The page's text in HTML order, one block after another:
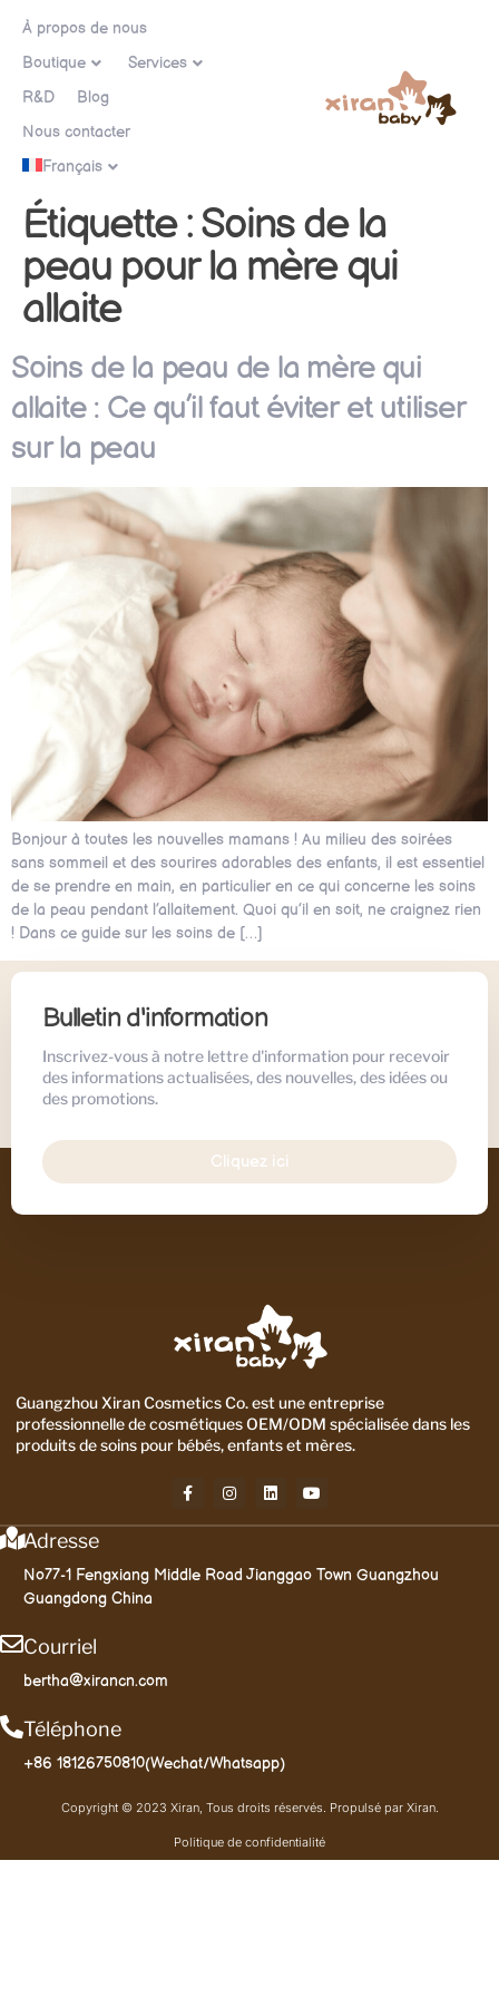
À propos de nous
Boutique
Services
R&D
Blog
Nous contacter
Français
Étiquette :Soins de la
peau pour la mère qui
allaite
Soins de la peau de la mère qui
allaite : Ce qu’il faut éviter et utiliser
sur la peau
Bonjour à toutes les nouvelles mamans ! Au milieu des soirées
sans sommeil et des sourires adorables des enfants, il est essentiel
de se prendre en main, en particulier en ce qui concerne les soins
de la peau pendant l’allaitement. Quoi qu’il en soit, ne craignez rien
! Dans ce guide sur les soins de […]
Bulletin d'information
Inscrivez-vous à notre lettre d'information pour recevoir
des informations actualisées, des nouvelles, des idées ou
des promotions.
Cliquez ici
Guangzhou Xiran Cosmetics Co. est une entreprise
professionnelle de cosmétiques OEM/ODM spécialisée dans les
produits de soins pour bébés, enfants et mères.
Adresse
No77-1 Fengxiang Middle Road Jianggao Town Guangzhou
Guangdong China
Courriel
bertha@xirancn.com
Téléphone
+86 18126750810(Wechat/Whatsapp)
Copyright © 2023 Xiran, Tous droits réservés. Propulsé par Xiran.
Politique de confidentialité